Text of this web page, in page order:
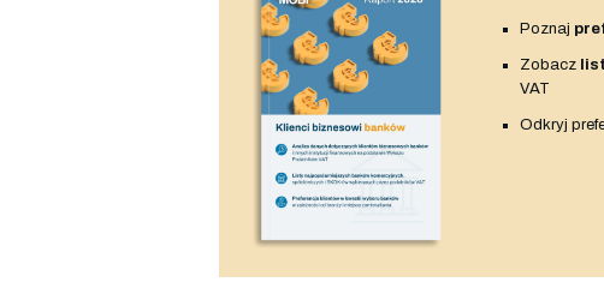
Poznaj
Zobacz
VAT
Odkryj